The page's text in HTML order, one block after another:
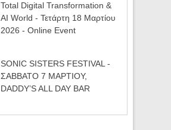
Total Digital Transformation &
AI World - Τετάρτη 18 Μαρτίου
2026 - Online Event
SONIC SISTERS FESTIVAL -
ΣΑΒΒΑΤΟ 7 ΜΑΡΤΙΟΥ,
DADDY’S ALL DAY BAR